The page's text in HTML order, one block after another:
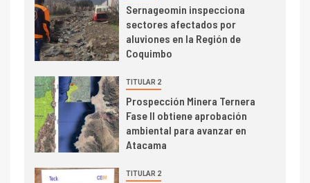
3
PIB minero impacta el
crecimiento regional: Banco
Central reporta resultados
trimestre
4 I+D
Informe bimensual de
Cochilco: precio del cobre
alcanza máximos por escasez
de concentrados
5 I+D
Sernageomin inspecciona
sectores afectados por
aluviones en la Región de
Coquimbo
TITULAR 2
Prospección Minera Ternera
Fase II obtiene aprobación
ambiental para avanzar en
Atacama
TITULAR 2